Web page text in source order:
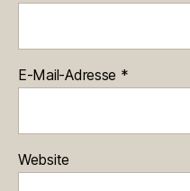
E-Mail-Adresse *
Website